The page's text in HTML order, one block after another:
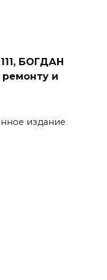
БОГДАН
ремонту и
издание